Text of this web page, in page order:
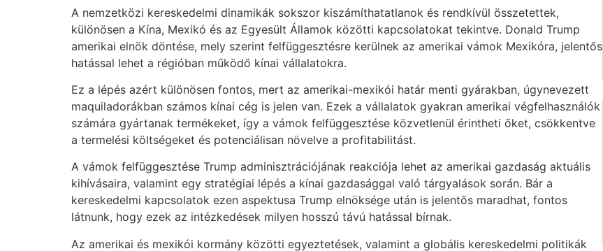
A nemzetközi kereskedelmi dinamikák sokszor kiszámíthatatlanok és rendkívül összetettek,
különösen a Kína, Mexikó és az Egyesült Államok közötti kapcsolatokat tekintve. Donald Trump
amerikai elnök döntése, mely szerint felfüggesztésre kerülnek az amerikai vámok Mexikóra, jelentős
hatással lehet a régióban működő kínai vállalatokra.
Ez a lépés azért különösen fontos, mert az amerikai-mexikói határ menti gyárakban, úgynevezett
maquiladorákban számos kínai cég is jelen van. Ezek a vállalatok gyakran amerikai végfelhasználók
számára gyártanak termékeket, így a vámok felfüggesztése közvetlenül érintheti őket, csökkentve
a termelési költségeket és potenciálisan növelve a profitabilitást.
A vámok felfüggesztése Trump adminisztrációjának reakciója lehet az amerikai gazdaság aktuális
kihívásaira, valamint egy stratégiai lépés a kínai gazdasággal való tárgyalások során. Bár a
kereskedelmi kapcsolatok ezen aspektusa Trump elnöksége után is jelentős maradhat, fontos
látnunk, hogy ezek az intézkedések milyen hosszú távú hatással bírnak.
Az amerikai és mexikói kormány közötti egyeztetések, valamint a globális kereskedelmi politikák